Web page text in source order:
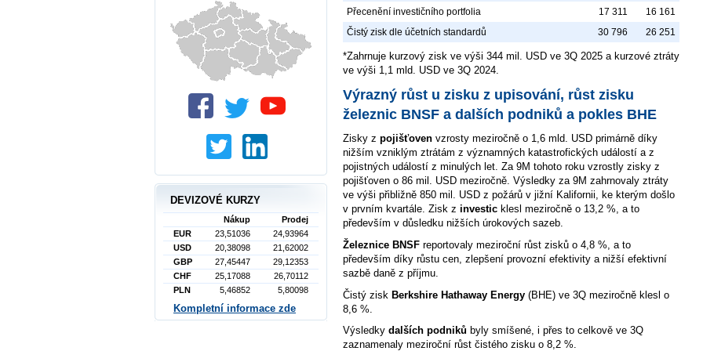
Přecenění investičního portfolia
17 311
16 161
Čistý zisk dle účetních standardů
30 796 26 251
*Zahrnuje kurzový zisk ve výši 344 mil. USD ve 3Q 2025 a kurzové ztráty
ve výši 1,1 mld. USD ve 3Q 2024.
Výrazný růst u zisku z upisování, růst zisku
železnic BNSF a dalších podniků a pokles BHE
Zisky z pojišťoven vzrosty meziročně o 1,6 mld. USD primárně díky
nižším vzniklým ztrátám z významných katastrofických událostí a z
pojistných událostí z minulých let. Za 9M tohoto roku vzrostly zisky z
pojišťoven o 86 mil. USD meziročně. Výsledky za 9M zahrnovaly ztráty
ve výši přibližně 850 mil. USD z požárů v jižní Kalifornii, ke kterým došlo
v prvním kvartále. Zisk z investic klesl meziročně o 13,2 %, a to
především v důsledku nižších úrokových sazeb.
Železnice BNSF reportovaly meziroční růst zisků o 4,8 %, a to
především díky růstu cen, zlepšení provozní efektivity a nižší efektivní
sazbě daně z příjmu.
Čistý zisk Berkshire Hathaway Energy (BHE) ve 3Q meziročně klesl o
8,6 %.
Výsledky dalších podniků byly smíšené, i přes to celkově ve 3Q
zaznamenaly meziroční růst čistého zisku o 8,2 %.
DEVIZOVÉ KURZY
Nákup
Prodej
EUR
23,51036
24,93964
USD
20,38098
21,62002
GBP
27,45447
29,12353
CHF
25,17088
26,70112
PLN
5,46852 5,80098
Kompletní informace zde